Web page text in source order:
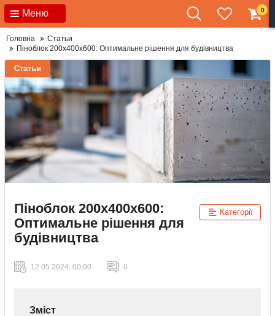
Меню 0
Головна
Статьи
Піноблок 200х400х600: Оптимальне рішення для будівництва
Статьи
Піноблок 200х400х600:
Оптимальне рішення для
будівництва
Категорії
12 05 2024, 00:00 0
Зміст